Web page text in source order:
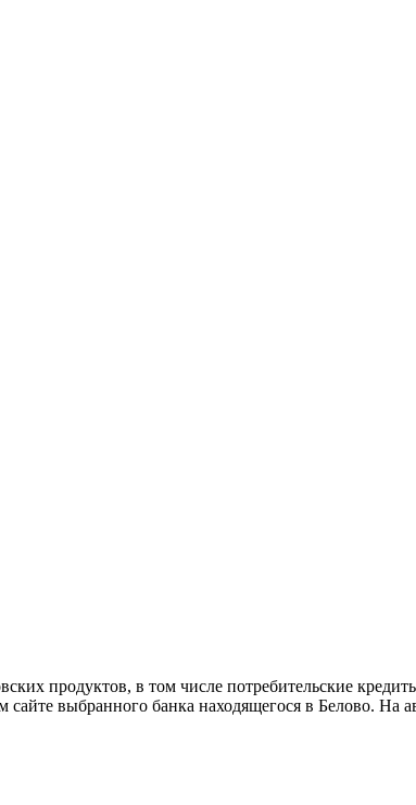
продуктов, в том числе потребительские
выбранного банка находящегося в Белово. На